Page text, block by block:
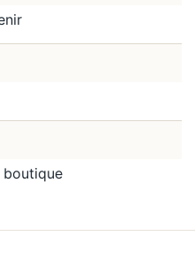
boutique